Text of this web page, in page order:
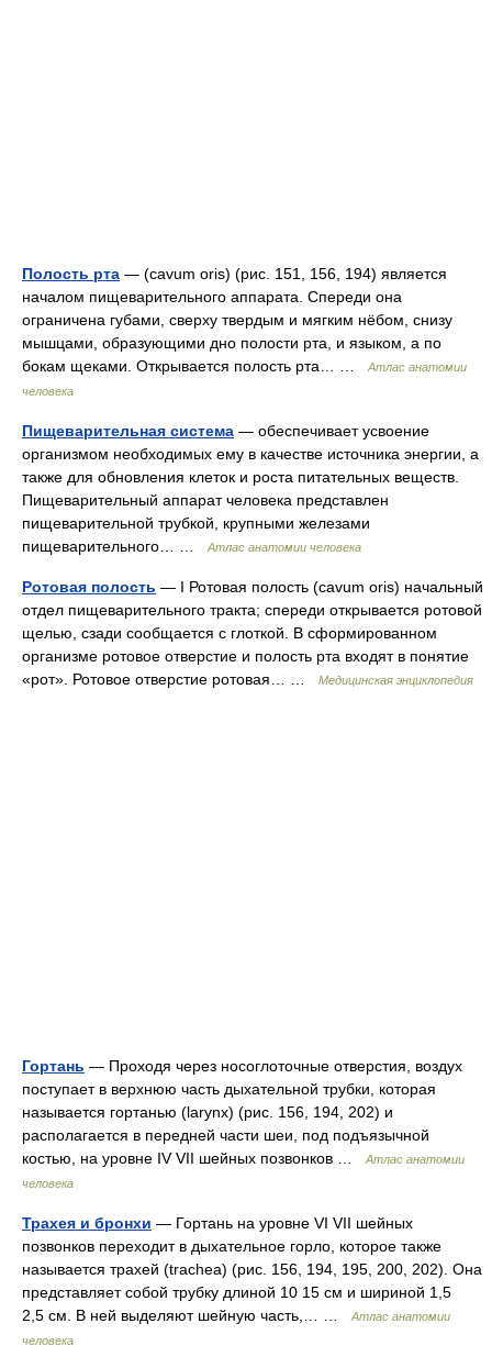
Полость рта — (cavum oris) (рис. 151, 156, 194) является
началом пищеварительного аппарата. Спереди она
ограничена губами, сверху твердым и мягким нёбом, снизу
мышцами, образующими дно полости рта, и языком, а по
бокам щеками. Открывается полость рта… …
Атлас анатомии
человека
Пищеварительная система — обеспечивает усвоение
организмом необходимых ему в качестве источника энергии, а
также для обновления клеток и роста питательных веществ.
Пищеварительный аппарат человека представлен
пищеварительной трубкой, крупными железами
пищеварительного… …
Атлас анатомии человека
Ротовая полость — I Ротовая полость (cavum oris) начальный
отдел пищеварительного тракта; спереди открывается ротовой
щелью, сзади сообщается с глоткой. В сформированном
организме ротовое отверстие и полость рта входят в понятие
«рот». Ротовое отверстие ротовая… …
Медицинская энциклопедия
Гортань — Проходя через носоглоточные отверстия, воздух
поступает в верхнюю часть дыхательной трубки, которая
называется гортанью (larynx) (рис. 156, 194, 202) и
располагается в передней части шеи, под подъязычной
костью, на уровне IV VII шейных позвонков …
Атлас анатомии
человека
Трахея и бронхи — Гортань на уровне VI VII шейных
позвонков переходит в дыхательное горло, которое также
называется трахей (trachea) (рис. 156, 194, 195, 200, 202). Она
представляет собой трубку длиной 10 15 см и шириной 1,5
2,5 см. В ней выделяют шейную часть,… …
Атлас анатомии
человека